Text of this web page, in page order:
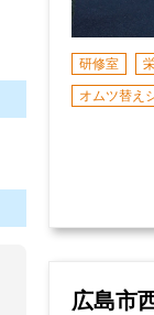
研修室
オムツ替え
広島市